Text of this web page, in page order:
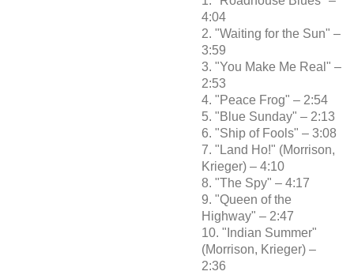
4:04
2. "Waiting for the Sun" –
3:59
3. "You Make Me Real" –
2:53
4. "Peace Frog" – 2:54
5. "Blue Sunday" – 2:13
6. "Ship of Fools" – 3:08
7. "Land Ho!" (Morrison,
Krieger) – 4:10
8. "The Spy" – 4:17
9. "Queen of the
Highway" – 2:47
10. "Indian Summer"
(Morrison, Krieger) –
2:36